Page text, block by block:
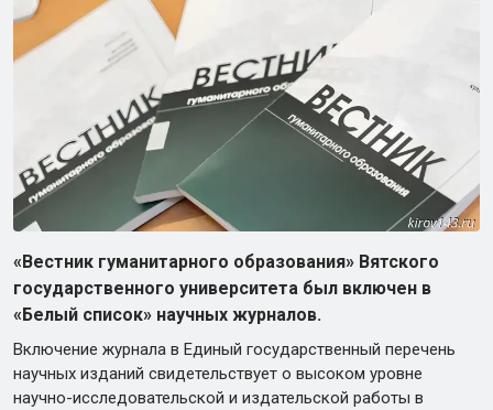
«Вестник гуманитарного образования» Вятского
государственного университета был включен в
«Белый список» научных журналов.
Включение журнала в Единый государственный перечень
научных изданий свидетельствует о высоком уровне
научно-исследовательской и издательской работы в